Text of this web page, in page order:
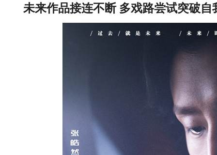
未来作品接连不断 多戏路尝试突破自